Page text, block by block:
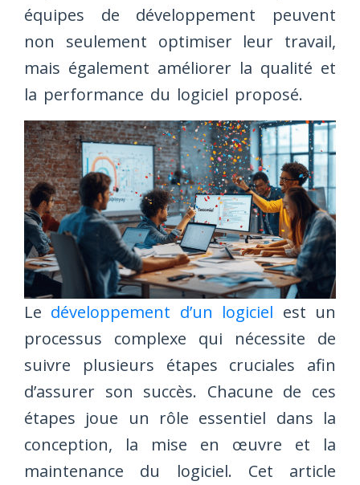
équipes de développement peuvent
non seulement optimiser leur travail,
mais également améliorer la qualité et
la performance du logiciel proposé.
Le développement d’un logiciel est un
processus complexe qui nécessite de
suivre plusieurs étapes cruciales afin
d’assurer son succès. Chacune de ces
étapes joue un rôle essentiel dans la
conception, la mise en œuvre et la
maintenance du logiciel. Cet article